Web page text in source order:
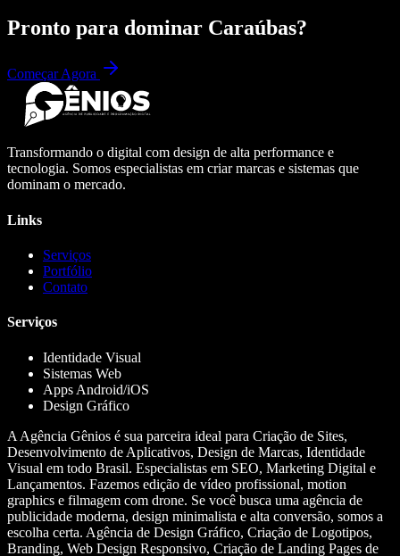
Pronto para dominar Caraúbas?
Começar Agora
Transformando o digital com design de alta performance e
tecnologia. Somos especialistas em criar marcas e sistemas que
dominam o mercado.
Links
Serviços
Portfólio
Contato
Serviços
Identidade Visual
Sistemas Web
Apps Android/iOS
Design Gráfico
A Agência Gênios é sua parceira ideal para Criação de Sites,
Desenvolvimento de Aplicativos, Design de Marcas, Identidade
Visual em todo Brasil. Especialistas em SEO, Marketing Digital e
Lançamentos. Fazemos edição de vídeo profissional, motion
graphics e filmagem com drone. Se você busca uma agência de
publicidade moderna, design minimalista e alta conversão, somos a
escolha certa. Agência de Design Gráfico, Criação de Logotipos,
Branding, Web Design Responsivo, Criação de Landing Pages de